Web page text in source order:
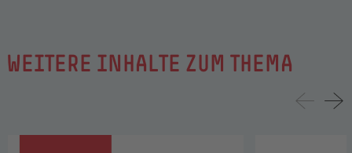
WEITERE INHALTE ZUM THEMA